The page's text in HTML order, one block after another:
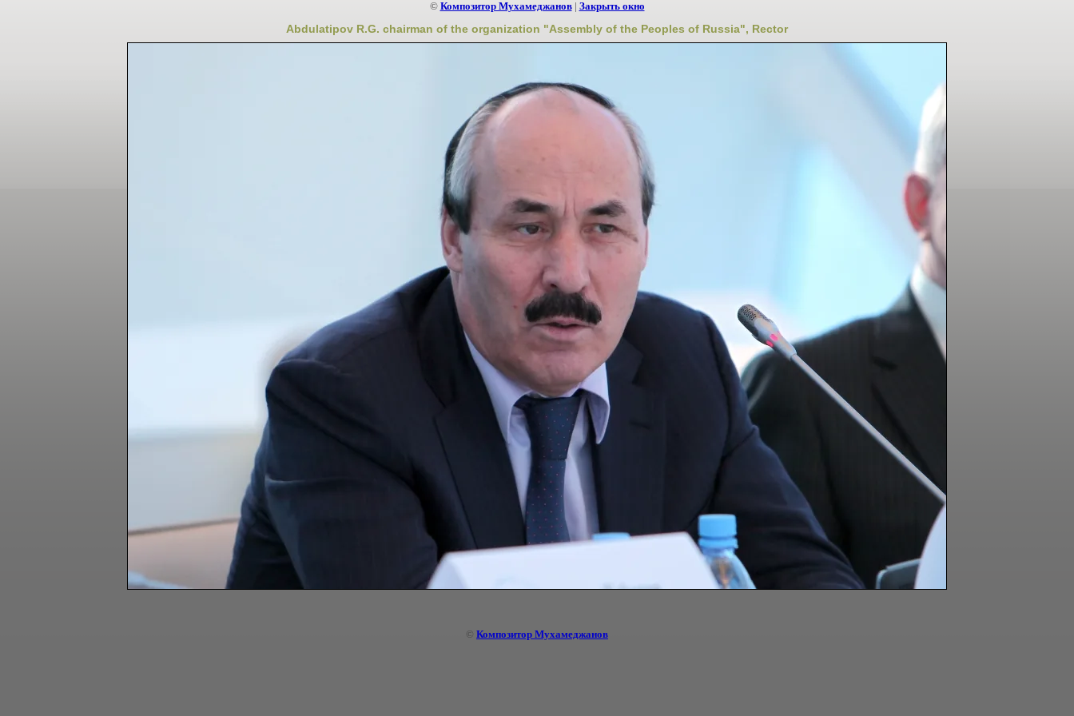
© Композитор Мухамеджанов| Закрыть окно
Abdulatipov R.G. chairman of the organization "Assembly of the Peoples of Russia", Rector
© Композитор Мухамеджанов